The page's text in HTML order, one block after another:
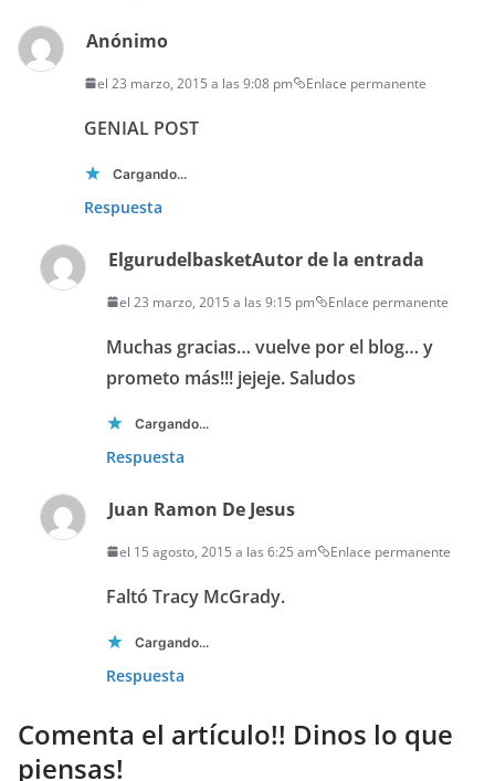
Anónimo
el 23 marzo, 2015 a las 9:08 pm Enlace permanente
GENIAL POST
Cargando...
Respuesta
ElgurudelbasketAutor de la entrada
el 23 marzo, 2015 a las 9:15 pm Enlace permanente
Muchas gracias… vuelve por el blog… y
prometo más!!! jejeje. Saludos
Cargando...
Respuesta
Juan Ramon De Jesus
el 15 agosto, 2015 a las 6:25 am Enlace permanente
Faltó Tracy McGrady.
Cargando...
Respuesta
Comenta el artículo!! Dinos lo que
piensas!